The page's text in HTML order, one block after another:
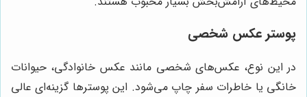
پوستر عکس شخصی
در این نوع، عکس‌های شخصی مانند عکس خانوادگی، حیوانات
خانگی یا خاطرات سفر چاپ می‌شود. این پوسترها گزینه‌ای عالی